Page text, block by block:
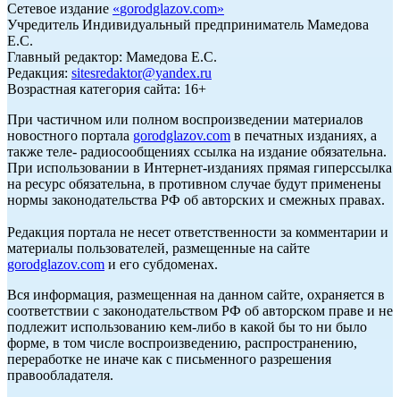
Сетевое издание «gorodglazov.com»
Учредитель Индивидуальный предприниматель Мамедова
Е.С.
Главный редактор: Мамедова Е.С.
Редакция: sitesredaktor@yandex.ru
Возрастная категория сайта: 16+
При частичном или полном воспроизведении материалов
новостного портала gorodglazov.com в печатных изданиях, а
также теле- радиосообщениях ссылка на издание обязательна.
При использовании в Интернет-изданиях прямая гиперссылка
на ресурс обязательна, в противном случае будут применены
нормы законодательства РФ об авторских и смежных правах.
Редакция портала не несет ответственности за комментарии и
материалы пользователей, размещенные на сайте
gorodglazov.com и его субдоменах.
Вся информация, размещенная на данном сайте, охраняется в
соответствии с законодательством РФ об авторском праве и не
подлежит использованию кем-либо в какой бы то ни было
форме, в том числе воспроизведению, распространению,
переработке не иначе как с письменного разрешения
правообладателя.